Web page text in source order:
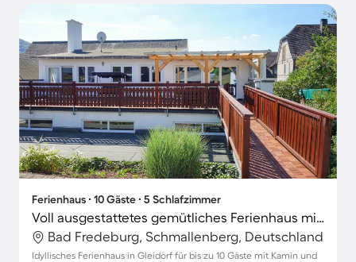
Ferienhaus ∙ 10 Gäste ∙ 5 Schlafzimmer
Voll ausgestattetes gemütliches Ferienhaus mit Terrasse und Grill | Haustiere sind willkommen
Bad Fredeburg, Schmallenberg, Deutschland
Idyllisches Ferienhaus in Gleidorf für bis zu 10 Gäste mit Kamin und